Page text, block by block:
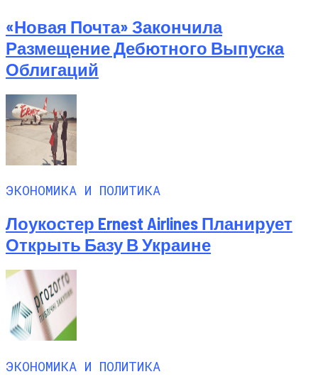
«Новая Почта» Закончила
Размещение Дебютного Выпуска
Облигаций
ЭКОНОМИКА И ПОЛИТИКА
Лоукостер Ernest Airlines Планирует
Открыть Базу В Украине
ЭКОНОМИКА И ПОЛИТИКА